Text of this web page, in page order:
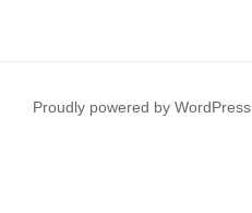
Proudly powered by WordPress